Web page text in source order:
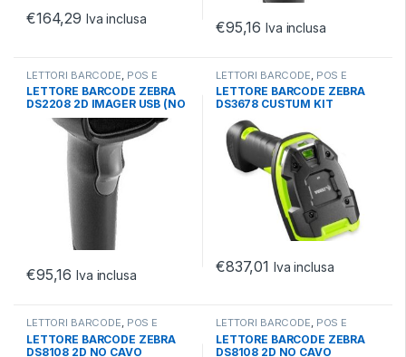
€164,29 Iva inclusa €95,16 Iva inclusa
LETTORI BARCODE POS E
BARCODE, TECNOLOGIA LASER
LETTORE BARCODE ZEBRA
DS2208 2D IMAGER USB (NO
CAVO NO STAND)
€95,16 Iva inclusa
LETTORI BARCODE POS E
BARCODE, TECNOLOGIA
BLUETOOTH/WIFI
LETTORE BARCODE ZEBRA
DS3678 CUSTUM KIT
STANDARD RANGE
€837,01 Iva inclusa
LETTORI BARCODE, POS E
BARCODE, TECNOLOGIA
IMAGER
LETTORE BARCODE ZEBRA
DS8108 2D NO CAVO
LETTORI BARCODE, POS E
BARCODE, TECNOLOGIA
IMAGER
LETTORE BARCODE ZEBRA
DS8108 2D NO CAVO